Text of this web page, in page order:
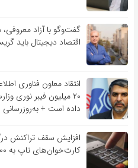
گفت‌و‌گو با آزاد معروفی،
اقتصاد دیجیتال باید
انتقاد معاون فناوری
۲۰ میلیون فیبر نوری
داده است + به‌روزرسانی
افزایش سقف تراکنش
کارت‌خوان‌های تاپ به ۱۰۰ میلیون تومان